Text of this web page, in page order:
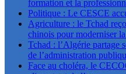
formation et la
Politique : Le CESCE
Agriculture : le Tchad
chinois pour moderniser
Tchad : l’Algérie partage
de l’administration
Face au choléra, le